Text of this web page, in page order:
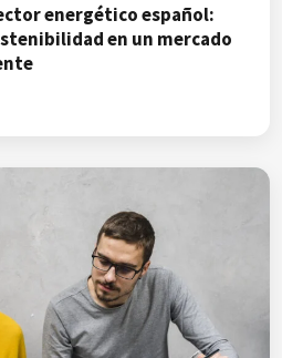
energético español:
en un mercado